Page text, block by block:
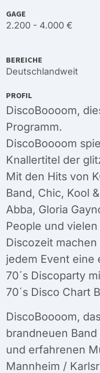
GAGE
2.200 - 4.000 €
BEREICHE
Deutschlandweit
PROFIL
DiscoBoooom,
Programm.
DiscoBoooom
Knallertitel der
Mit den Hits von
Band, Chic, Kool
Abba, Gloria
People und
Discozeit
jedem Event eine
70´s Discoparty
70´s Disco Chart
DiscoBoooom,
brandneuen
und erfahrenen
Mannheim /